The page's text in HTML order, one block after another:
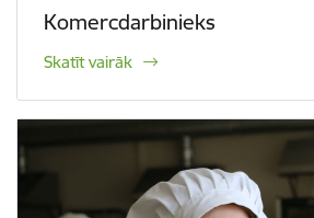
Komercdarbinieks
Skatīt vairāk